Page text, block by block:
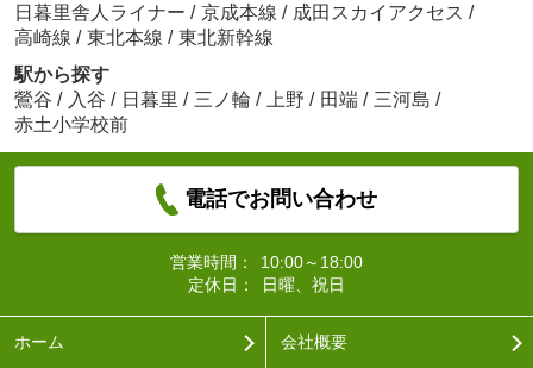
日暮里舎人ライナー / 京成本線 / 成田スカイアクセス /
高崎線 / 東北本線 / 東北新幹線
駅から探す
鶯谷 / 入谷 / 日暮里 / 三ノ輪 / 上野 / 田端 / 三河島 /
赤土小学校前
電話でお問い合わせ
営業時間：
10:00～18:00
定休日：
日曜、祝日
ホーム 会社概要